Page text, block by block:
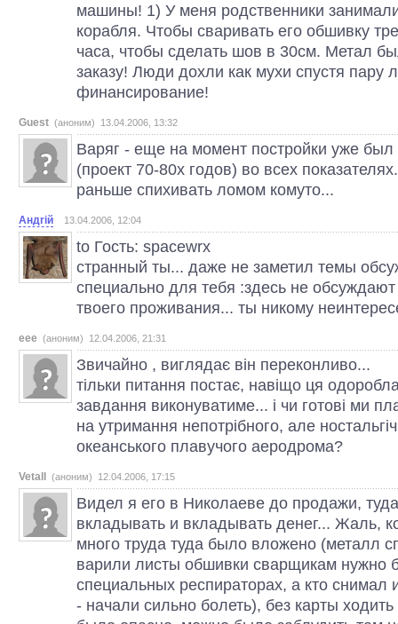
машины! 1) У меня родственники
корабля. Чтобы сваривать его обшивку
часа, чтобы сделать шов в 30см. Метал
заказу! Люди дохли как мухи спустя пару
финансирование!
Guest (аноним) 13.04.2006, 13:32
Варяг - еще на момент постройки уже
(проект 70-80х годов) во всех
раньше спихивать ломом комуто...
Андriй 13.04.2006, 12:04
to Гость: spacewrx
странный ты... даже не заметил темы
специально для тебя :здесь не
твоего проживания... ты никому
eee (аноним) 12.04.2006, 21:31
Звичайно , виглядає він переконливо...
тільки питання постає, навіщо ця одоробла
завдання виконуватиме... і чи готові ми
на утримання непотрібного, але
океанського плавучого аеродрома?
Vetall (аноним) 12.04.2006, 17:15
Видел я его в Николаеве до продажи,
вкладывать и вкладывать денег... Жаль,
много труда туда было вложено (металл
варили листы обшивки сварщикам нужно
специальных респираторах, а кто
- начали сильно болеть), без карты